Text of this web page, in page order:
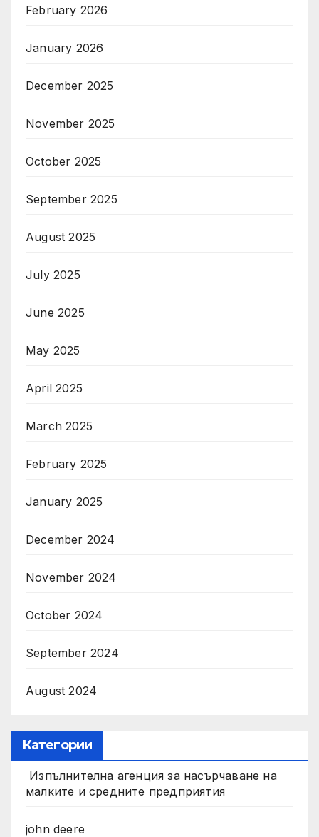
February 2026
January 2026
December 2025
November 2025
October 2025
September 2025
August 2025
July 2025
June 2025
May 2025
April 2025
March 2025
February 2025
January 2025
December 2024
November 2024
October 2024
September 2024
August 2024
Категории
Изпълнителна агенция за насърчаване на
малките и средните предприятия
john deere